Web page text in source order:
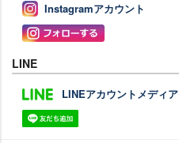
Instagramアカウント
LINE
LINEアカウントメディア